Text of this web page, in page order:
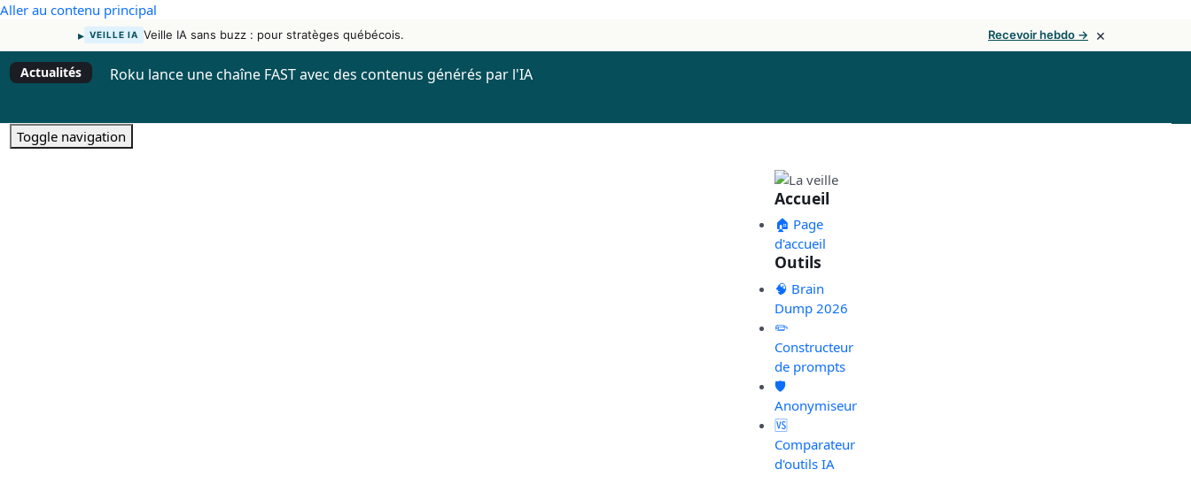
Aller au contenu principal
▸ VEILLE IA Veille IA sans buzz : pour stratèges québécois. Recevoir hebdo → ×
Actualités Roku lance une chaîne FAST avec des contenus générés par l'IA
Toggle navigation
Accueil
🏠 Page
d'accueil
Outils
🧠 Brain
Dump 2026
✏️
Constructeur
de prompts
🛡️
Anonymiseur
🆚
Comparateur
d'outils IA